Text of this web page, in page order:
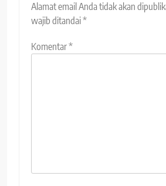
Alamat email Anda tidak akan
wajib ditandai*
Komentar*